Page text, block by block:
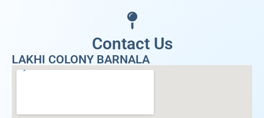
Contact Us
LAKHI COLONY BARNALA